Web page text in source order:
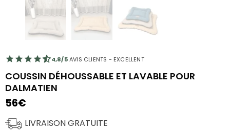
4,8/5AVIS CLIENTS - EXCELLENT
COUSSIN DÉHOUSSABLE ET LAVABLE POUR
DALMATIEN
56€
LIVRAISON GRATUITE